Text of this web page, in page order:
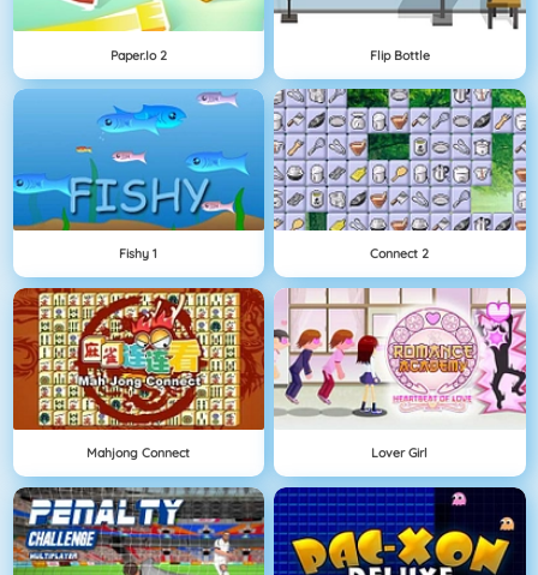
Paper.io 2 Flip Bottle
Fishy 1 Connect 2
Mahjong Connect Lover Girl